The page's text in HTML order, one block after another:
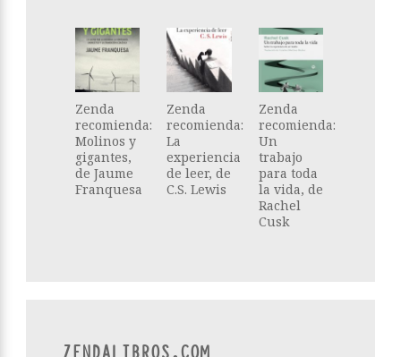
Zenda
recomienda:
Molinos y
gigantes,
de Jaume
Franquesa
Zenda
recomienda:
La
experiencia
de leer, de
C.S. Lewis
Zenda
recomienda:
Un
trabajo
para toda
la vida, de
Rachel
Cusk